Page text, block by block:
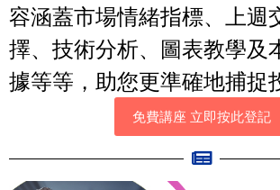
容涵蓋市場情緒指標、上週
擇、技術分析、圖表教學及
據等等，助您更準確地捕捉
免費講座 立即按此登記